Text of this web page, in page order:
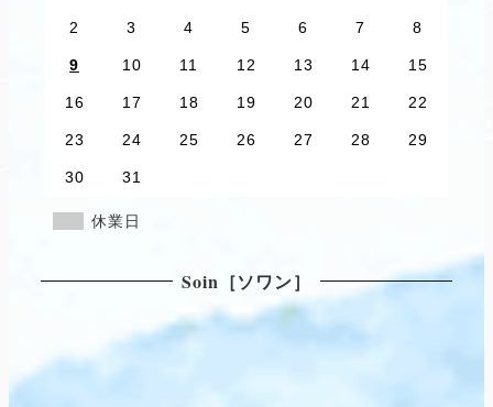
2 3 4 5 6 7 8
9 10 11 12 13 14 15
16 17 18 19 20 21 22
23 24 25 26 27 28 29
30 31
休業日
Soin［ソワン］